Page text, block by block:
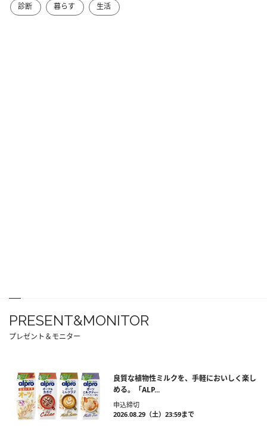
診断 暮らす 生活
PRESENT&MONITOR
プレゼント＆モニター
良質な植物性ミルクを、手軽においしく楽し
める。「ALP...
申込締切
2026.08.29（土）23:59まで